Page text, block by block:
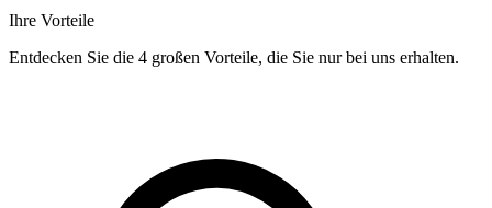
Ihre Vorteile
Entdecken Sie die 4 großen Vorteile, die Sie nur bei uns erhalten.